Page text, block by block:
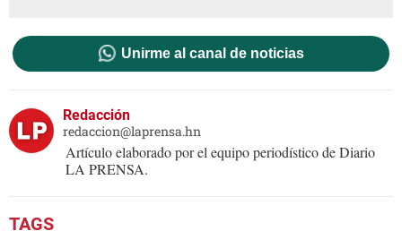
Unirme al canal de noticias
Redacción
redaccion@laprensa.hn
Artículo elaborado por el equipo periodístico de Diario
LA PRENSA.